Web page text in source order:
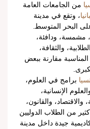
من الجامعات العامة
، وتقع في مدينة
البحر المتوسط.
مشمسة، ودافئة،
والثقافة،
المناسبة مقارنة ببعض
برامج في العلوم،
الإنسانية،
والاقتصاد، والقانون،
كثير من الطلاب الدوليين
جيدة داخل مدينة